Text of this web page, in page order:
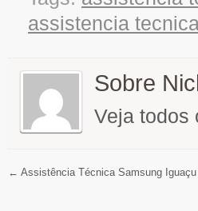
assistencia
Sobre
Veja todos
← Assistência Técnica Samsung